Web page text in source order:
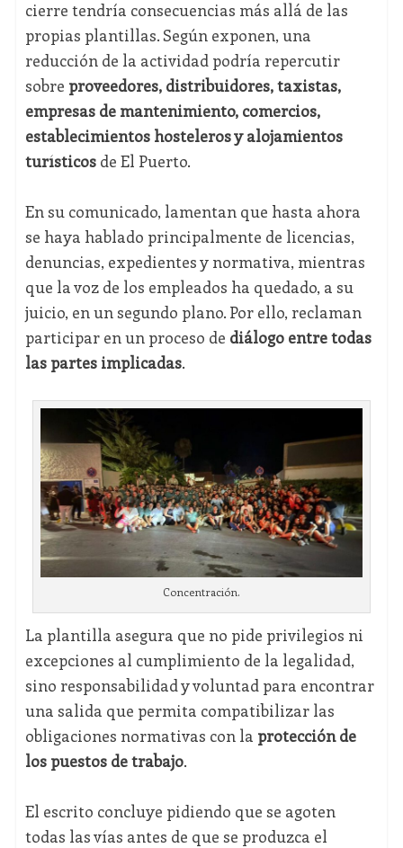
cierre tendría consecuencias más allá de las
propias plantillas. Según exponen, una
reducción de la actividad podría repercutir
sobre proveedores, distribuidores, taxistas,
empresas de mantenimiento, comercios,
establecimientos hosteleros y alojamientos
turísticosde El Puerto.
En su comunicado, lamentan que hasta ahora
se haya hablado principalmente de licencias,
denuncias, expedientes y normativa, mientras
que la voz de los empleados ha quedado, a su
juicio, en un segundo plano. Por ello, reclaman
participar en un proceso de diálogo entre todas
las partes implicadas.
Concentración.
La plantilla asegura que no pide privilegios ni
excepciones al cumplimiento de la legalidad,
sino responsabilidad y voluntad para encontrar
una salida que permita compatibilizar las
obligaciones normativas con la protección de
los puestos de trabajo.
El escrito concluye pidiendo que se agoten
todas las vías antes de que se produzca el